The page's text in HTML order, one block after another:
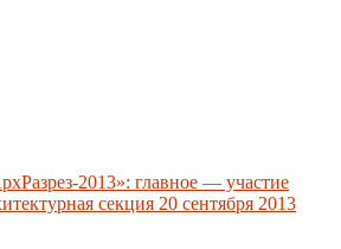
2013»: главное — участие
секция 20 сентября 2013